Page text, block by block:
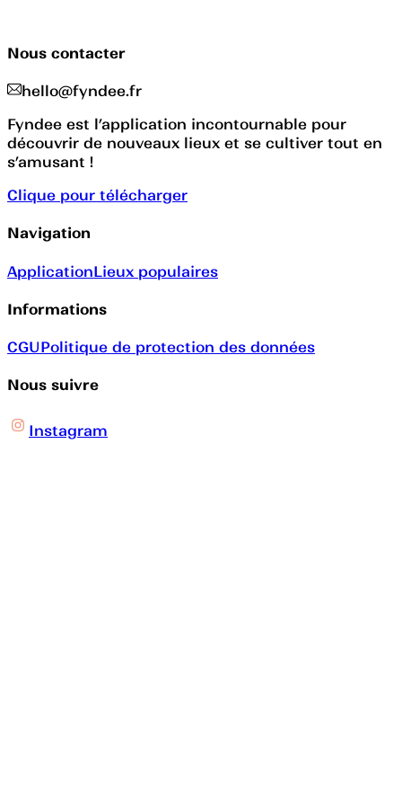
Nous contacter
hello@fyndee.fr
Fyndee est l’application incontournable pour
découvrir de nouveaux lieux et se cultiver tout en
s’amusant !
Clique pour télécharger
Navigation
ApplicationLieux populaires
Informations
CGUPolitique de protection des données
Nous suivre
Instagram